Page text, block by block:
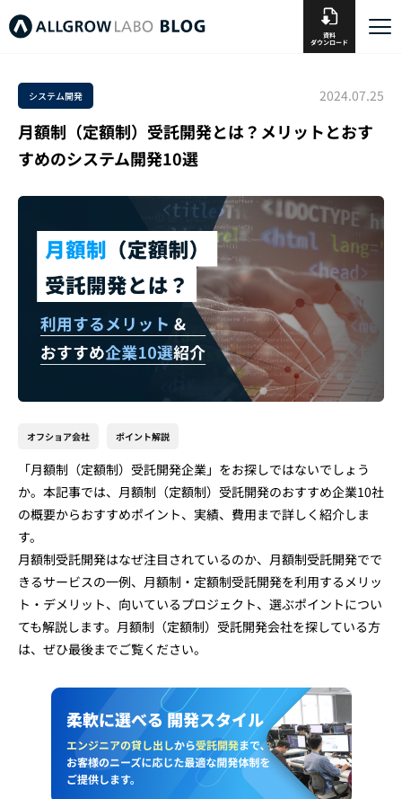
資料
ダウンロード
システム開発 2024.07.25
月額制（定額制）受託開発とは？メリットとおす
すめのシステム開発10選
オフショア会社 ポイント解説
「月額制（定額制）受託開発企業」をお探しではないでしょう
か。本記事では、月額制（定額制）受託開発のおすすめ企業10社
の概要からおすすめポイント、実績、費用まで詳しく紹介しま
す。
月額制受託開発はなぜ注目されているのか、月額制受託開発でで
きるサービスの一例、月額制・定額制受託開発を利用するメリッ
ト・デメリット、向いているプロジェクト、選ぶポイントについ
ても解説します。月額制（定額制）受託開発会社を探している方
は、ぜひ最後までご覧ください。